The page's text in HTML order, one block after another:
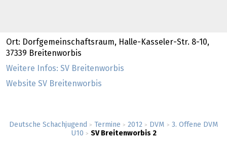
Deutsche Schachjugend > Termine > 2012 > DVM > 3. Offene DVM
U10 > SV Breitenworbis 2
Ort: Dorfgemeinschaftsraum, Halle-Kasseler-Str. 8-10,
37339 Breitenworbis
Weitere Infos: SV Breitenworbis
Website SV Breitenworbis